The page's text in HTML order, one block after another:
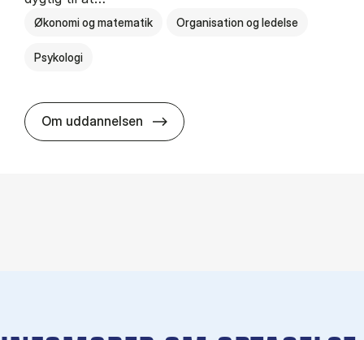
Økonomi og matematik Organisation og ledelse
Psykologi
Om uddannelsen HA(psyk.) - erhvervs­økonomi og